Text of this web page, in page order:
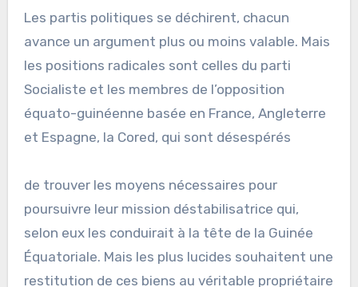
Les partis politiques se déchirent, chacun
avance un argument plus ou moins valable. Mais
les positions radicales sont celles du parti
Socialiste et les membres de l’opposition
équato-guinéenne basée en France, Angleterre
et Espagne, la Cored, qui sont désespérés
de trouver les moyens nécessaires pour
poursuivre leur mission déstabilisatrice qui,
selon eux les conduirait à la tête de la Guinée
Équatoriale. Mais les plus lucides souhaitent une
restitution de ces biens au véritable propriétaire